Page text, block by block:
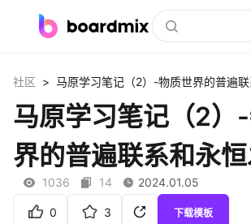
社区资源
会员
企业服务
社区 > 马原学习笔记（2）-物质世界的普遍
马原学习笔记（2）
界的普遍联系和永
1036 14 2024.01.05
0 3 下载模板